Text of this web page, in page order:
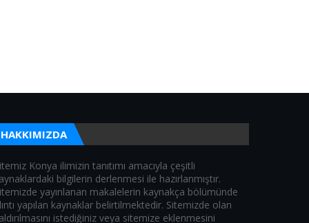
HAKKIMIZDA
Konya ilimizin tanıtımı amacıyla çeşitli
bilgilerin derlenmesi ile hazırlanmıştır.
yayınlanan makalelerin kaynakça bölümünde
yapılan kaynaklar belirtilmektedir. Sitemizde olan
istediğiniz veya sitemize eklenmesini